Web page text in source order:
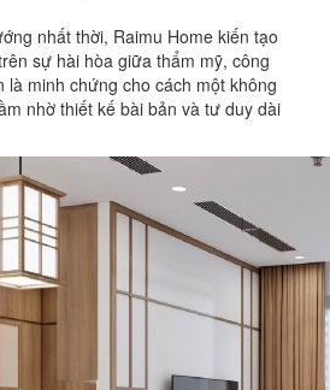
nhất thời, Raimu Home kiến tạo
sự hài hòa giữa thẩm mỹ, công
là minh chứng cho cách một không
nhờ thiết kế bài bản và tư duy dài